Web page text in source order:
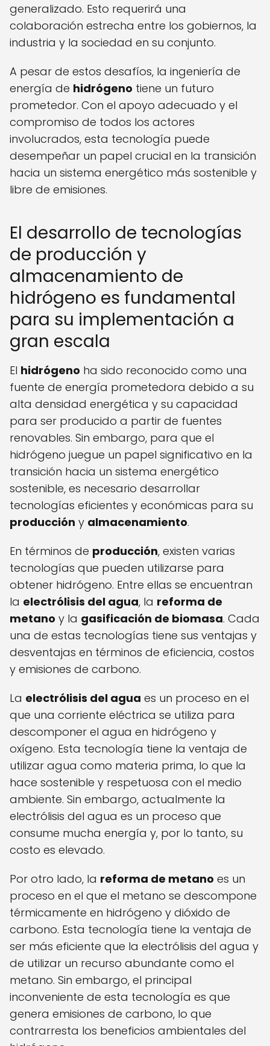
generalizado. Esto requerirá una
colaboración estrecha entre los gobiernos, la
industria y la sociedad en su conjunto.
A pesar de estos desafíos, la ingeniería de
energía de hidrógeno tiene un futuro
prometedor. Con el apoyo adecuado y el
compromiso de todos los actores
involucrados, esta tecnología puede
desempeñar un papel crucial en la transición
hacia un sistema energético más sostenible y
libre de emisiones.
El desarrollo de tecnologías
de producción y
almacenamiento de
hidrógeno es fundamental
para su implementación a
gran escala
El hidrógeno ha sido reconocido como una
fuente de energía prometedora debido a su
alta densidad energética y su capacidad
para ser producido a partir de fuentes
renovables. Sin embargo, para que el
hidrógeno juegue un papel significativo en la
transición hacia un sistema energético
sostenible, es necesario desarrollar
tecnologías eficientes y económicas para su
producción y almacenamiento.
En términos de producción, existen varias
tecnologías que pueden utilizarse para
obtener hidrógeno. Entre ellas se encuentran
la electrólisis del agua, la reforma de
metano y la gasificación de biomasa. Cada
una de estas tecnologías tiene sus ventajas y
desventajas en términos de eficiencia, costos
y emisiones de carbono.
La electrólisis del agua es un proceso en el
que una corriente eléctrica se utiliza para
descomponer el agua en hidrógeno y
oxígeno. Esta tecnología tiene la ventaja de
utilizar agua como materia prima, lo que la
hace sostenible y respetuosa con el medio
ambiente. Sin embargo, actualmente la
electrólisis del agua es un proceso que
consume mucha energía y, por lo tanto, su
costo es elevado.
Por otro lado, la reforma de metano es un
proceso en el que el metano se descompone
térmicamente en hidrógeno y dióxido de
carbono. Esta tecnología tiene la ventaja de
ser más eficiente que la electrólisis del agua y
de utilizar un recurso abundante como el
metano. Sin embargo, el principal
inconveniente de esta tecnología es que
genera emisiones de carbono, lo que
contrarresta los beneficios ambientales del